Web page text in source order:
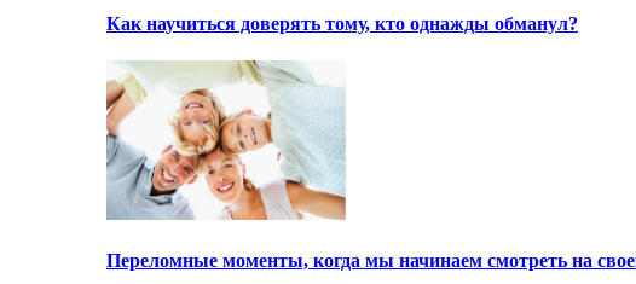
Как научиться доверять тому, кто однажды обманул?
Переломные моменты, когда мы начинаем смотреть на